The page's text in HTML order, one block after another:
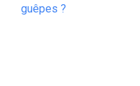
guêpes ?